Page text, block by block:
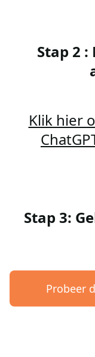
Stap 2 :
Klik hier
Stap 3:
Probeer